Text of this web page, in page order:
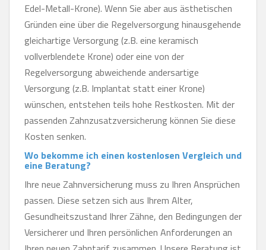
Edel-Metall-Krone). Wenn Sie aber aus ästhetischen
Gründen eine über die Regelversorgung hinausgehende
gleichartige Versorgung (z.B. eine keramisch
vollverblendete Krone) oder eine von der
Regelversorgung abweichende andersartige
Versorgung (z.B. Implantat statt einer Krone)
wünschen, entstehen teils hohe Restkosten. Mit der
passenden Zahnzusatzversicherung können Sie diese
Kosten senken.
Wo bekomme ich einen kostenlosen Vergleich und
eine Beratung?
Ihre neue Zahnversicherung muss zu Ihren Ansprüchen
passen. Diese setzen sich aus Ihrem Alter,
Gesundheitszustand Ihrer Zähne, den Bedingungen der
Versicherer und Ihren persönlichen Anforderungen an